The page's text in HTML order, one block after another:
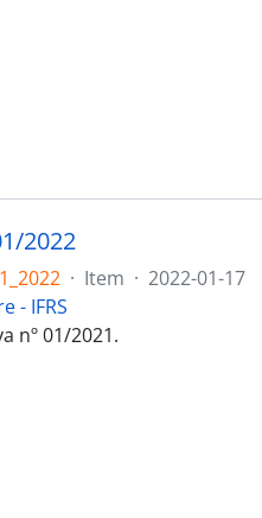
2022
· Item · 2022-01-17
- IFRS
nº 01/2021.